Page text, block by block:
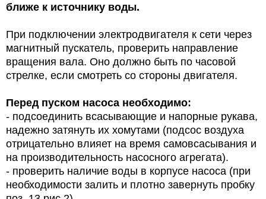
ближе к источнику воды.
При подключении электродвигателя к сети через
магнитный пускатель, проверить направление
вращения вала. Оно должно быть по часовой
стрелке, если смотреть со стороны двигателя.
Перед пуском насоса необходимо:
- подсоединить всасывающие и напорные рукава,
надежно затянуть их хомутами (подсос воздуха
отрицательно влияет на время самовсасывания и
на производительность насосного агрегата).
- проверить наличие воды в корпусе насоса (при
необходимости залить и плотно завернуть пробку